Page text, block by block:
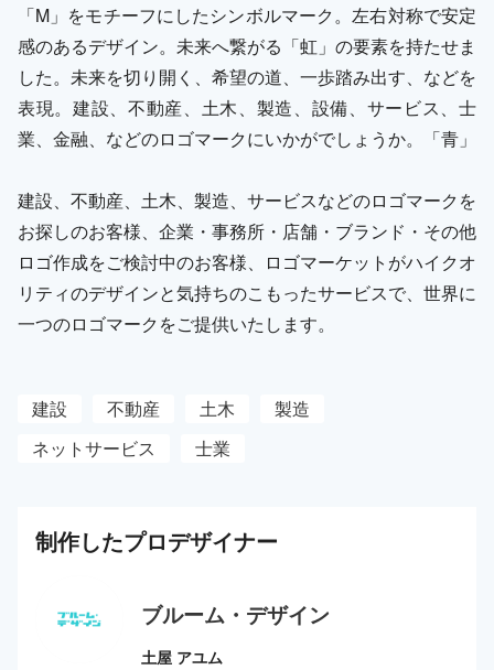
「M」をモチーフにしたシンボルマーク。左右対称で安定
感のあるデザイン。未来へ繋がる「虹」の要素を持たせま
した。未来を切り開く、希望の道、一歩踏み出す、などを
表現。建設、不動産、土木、製造、設備、サービス、士
業、金融、などのロゴマークにいかがでしょうか。「青」
建設、不動産、土木、製造、サービスなどのロゴマークを
お探しのお客様、企業・事務所・店舗・ブランド・その他
ロゴ作成をご検討中のお客様、ロゴマーケットがハイクオ
リティのデザインと気持ちのこもったサービスで、世界に
一つのロゴマークをご提供いたします。
建設 不動産 土木
製造
ネットサービス
士業
制作したプロデザイナー
ブルーム・デザイン
土屋 アユム